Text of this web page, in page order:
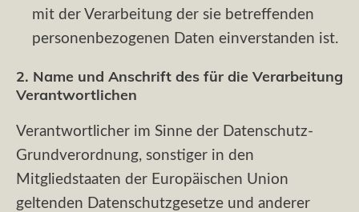
mit der Verarbeitung der sie betreffenden
personenbezogenen Daten einverstanden ist.
2. Name und Anschrift des für die Verarbeitung
Verantwortlichen
Verantwortlicher im Sinne der Datenschutz-
Grundverordnung, sonstiger in den
Mitgliedstaaten der Europäischen Union
geltenden Datenschutzgesetze und anderer